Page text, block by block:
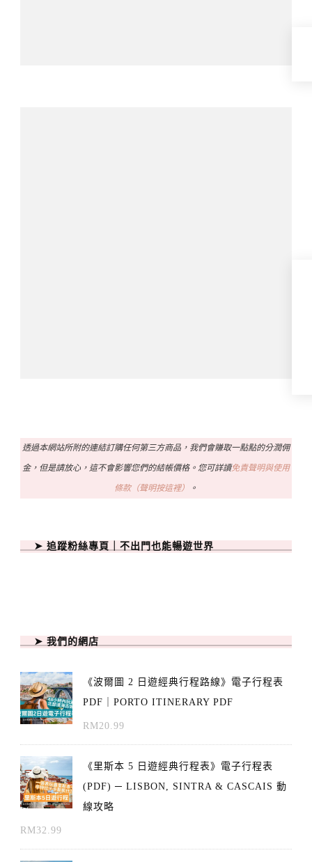
透過本網站所附的連結訂購任何第三方商品，我們會賺取一點點的分潤佣
金，但是請放心，這不會影響您們的結帳價格。您可詳讀免責聲明與使用
條款（聲明按這裡） 。
➤ 追蹤粉絲專頁｜不出門也能暢遊世界
➤ 我們的網店
《波爾圖 2 日遊經典行程路線》電子行程表
PDF｜PORTO ITINERARY PDF
RM20.99
《里斯本 5 日遊經典行程表》電子行程表
(PDF) ─ LISBON, SINTRA & CASCAIS 動
線攻略
RM32.99